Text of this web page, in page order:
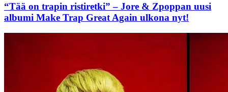
“Tää on trapin ristiretki” – Jore & Zpoppan uusi
albumi Make Trap Great Again ulkona nyt!